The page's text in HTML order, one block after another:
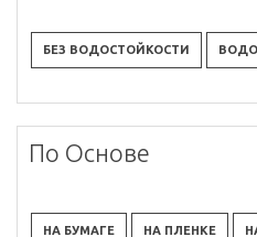
БЕЗ ВОДОСТОЙКОСТИ
По Основе
НА БУМАГЕ НА ПЛЕНКЕ